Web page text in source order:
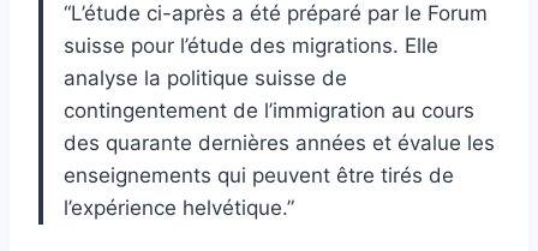
“L’étude ci-après a été préparé par le Forum
suisse pour l’étude des migrations. Elle
analyse la politique suisse de
contingentement de l’immigration au cours
des quarante dernières années et évalue les
enseignements qui peuvent être tirés de
l’expérience helvétique.”